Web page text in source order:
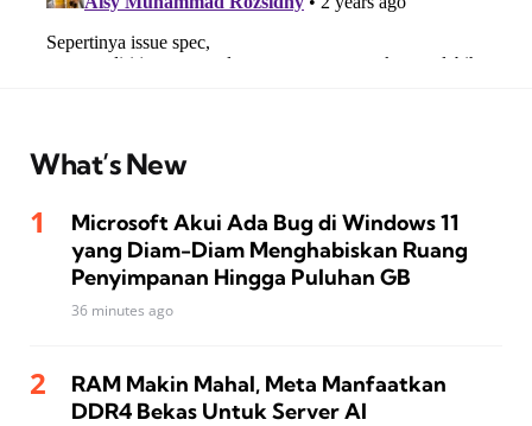
What’s New
Microsoft Akui Ada Bug di Windows 11
yang Diam-Diam Menghabiskan Ruang
Penyimpanan Hingga Puluhan GB
36 minutes ago
RAM Makin Mahal, Meta Manfaatkan
DDR4 Bekas Untuk Server AI